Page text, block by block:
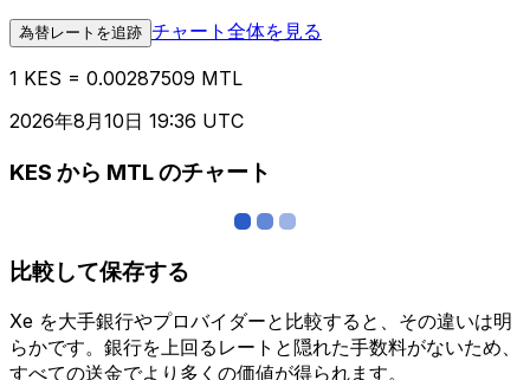
為替レートを追跡 チャート全体を見る
1 KES = 0.00287509 MTL
2026年8月10日 19:36 UTC
KES から MTL のチャート
比較して保存する
Xe を大手銀行やプロバイダーと比較すると、その違いは明
らかです。銀行を上回るレートと隠れた手数料がないため、
すべての送金でより多くの価値が得られます。